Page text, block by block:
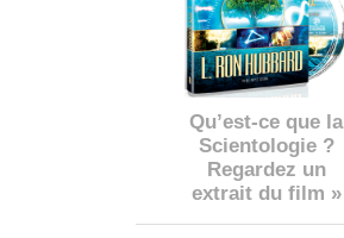
Qu’est-ce que la
Scientologie ?
Regardez un
extrait du film »